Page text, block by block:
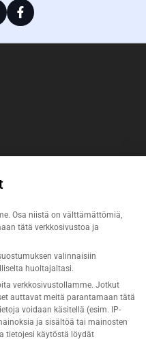
Osa niistä on välttämättömiä,
tätä verkkosivustoa ja
valinnaisiin
huoltajaltasi.
verkkosivustollamme. Jotkut
auttavat meitä parantamaan tätä
voidaan käsitellä (esim. IP-
ja sisältöä tai mainosten
tietojesi käytöstä löydät